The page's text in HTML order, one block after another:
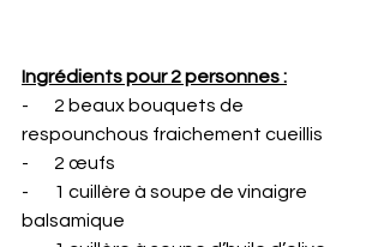
Ingrédients pour 2 personnes :
-       2 beaux bouquets de
respounchous fraichement cueillis
-       2 œufs
-       1 cuillère à soupe de vinaigre
balsamique